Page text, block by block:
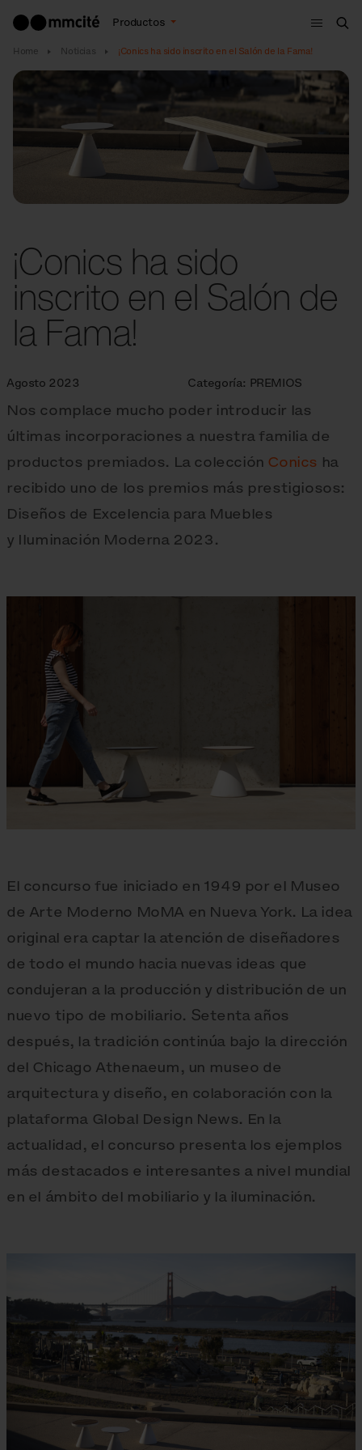
Productos
Menú
Home Noticias ¡Conics ha sido inscrito en el Salón de la Fama!
¡Conics ha sido
inscrito en el Salón de
la Fama!
Agosto 2023 Categoría: PREMIOS
Nos complace mucho poder introducir las
últimas incorporaciones a nuestra familia de
productos premiados. La colección Conics ha
recibido uno de los premios más prestigiosos:
Diseños de Excelencia para Muebles
y Iluminación Moderna 2023.
El concurso fue iniciado en 1949 por el Museo
de Arte Moderno MoMA en Nueva York. La idea
original era captar la atención de diseñadores
de todo el mundo hacia nuevas ideas que
condujeran a la producción y distribución de un
nuevo tipo de mobiliario. Setenta años
después, la tradición continúa bajo la dirección
del Chicago Athenaeum, un museo de
arquitectura y diseño, en colaboración con la
plataforma Global Design News. En la
actualidad, el concurso presenta los ejemplos
más destacados e interesantes a nivel mundial
en el ámbito del mobiliario y la iluminación.